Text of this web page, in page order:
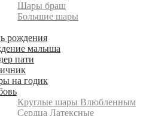
Шары браш
Большие шары
рождения
малыша
пати
на годик
Круглые шары Влюбленным
Сердца Латексные